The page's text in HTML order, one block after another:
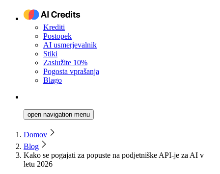
Krediti
Postopek
AI usmerjevalnik
Stiki
Zaslužite 10%
Pogosta vprašanja
Blago
open navigation menu
Domov
Blog
Kako se pogajati za popuste na podjetniške API-je za AI v
letu 2026